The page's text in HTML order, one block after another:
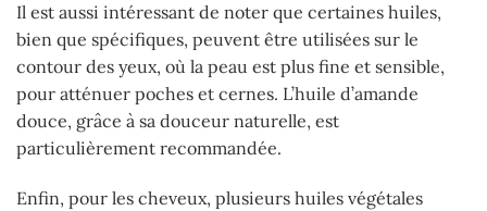
Il est aussi intéressant de noter que certaines huiles,
bien que spécifiques, peuvent être utilisées sur le
contour des yeux, où la peau est plus fine et sensible,
pour atténuer poches et cernes. L’huile d’amande
douce, grâce à sa douceur naturelle, est
particulièrement recommandée.
Enfin, pour les cheveux, plusieurs huiles végétales